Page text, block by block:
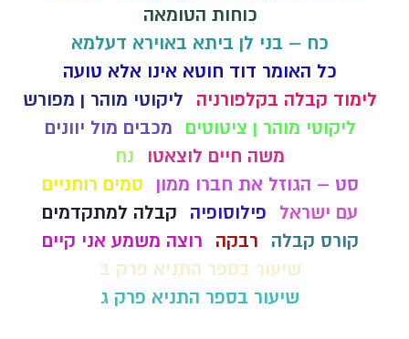
כוחות הטומאה
כח – בני לן ביתא באוירא דעלמא
כל האומר דוד חוטא אינו אלא טועה
לימוד קבלה בקלפורניה
ליקוטי מוהר ן מפורש
ליקוטי מוהר ן ציטוטים
מכבים מול יוונים
משה חיים לוצאטו
נח
סט – הגוזל את חברו ממון
סמים רוחניים
עם ישראל
פילוסופיה
קבלה למתקדמים
קורס קבלה
רבקה
רוצה משמע אני קיים
שיעור בספר התניא פרק ב
שיעור בספר התניא פרק ג